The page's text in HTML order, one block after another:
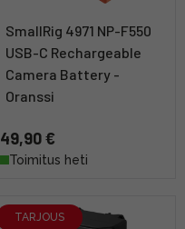
SmallRig 4971 NP-F550
USB-C Rechargeable
Camera Battery -
Oranssi
49,90 €
Toimitus heti
TARJOUS